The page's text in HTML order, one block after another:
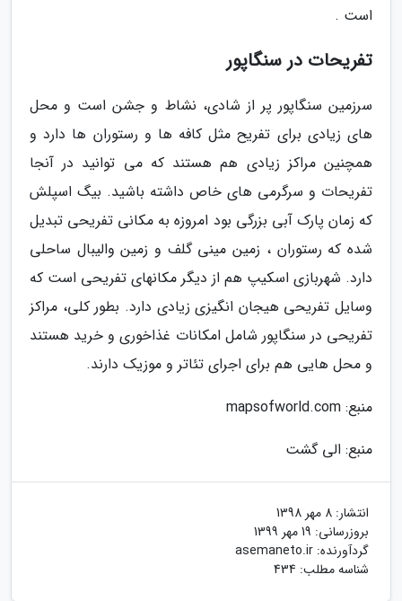
است .
تفریحات در سنگاپور
سرزمین سنگاپور پر از شادی، نشاط و جشن است و محل
های زیادی برای تفریح مثل کافه ها و رستوران ها دارد و
همچنین مراکز زیادی هم هستند که می توانید در آنجا
تفریحات و سرگرمی های خاص داشته باشید. بیگ اسپلش
که زمان پارک آبی بزرگی بود امروزه به مکانی تفریحی تبدیل
شده که رستوران ، زمین مینی گلف و زمین والیبال ساحلی
دارد. شهربازی اسکیپ هم از دیگر مکانهای تفریحی است که
وسایل تفریحی هیجان انگیزی زیادی دارد. بطور کلی، مراکز
تفریحی در سنگاپور شامل امکانات غذاخوری و خرید هستند
و محل هایی هم برای اجرای تئاتر و موزیک دارند.
منبع: mapsofworld.com
منبع: الی گشت
انتشار: 8 مهر 1398
بروزرسانی: 19 مهر 1399
گردآورنده: asemaneto.ir
شناسه مطلب: 434